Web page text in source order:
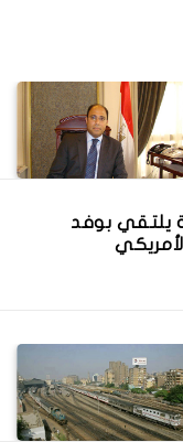
يلتقي بوفد